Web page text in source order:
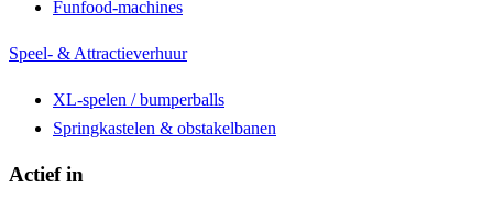
Funfood-machines
Speel- & Attractieverhuur
XL-spelen / bumperballs
Springkastelen & obstakelbanen
Actief in